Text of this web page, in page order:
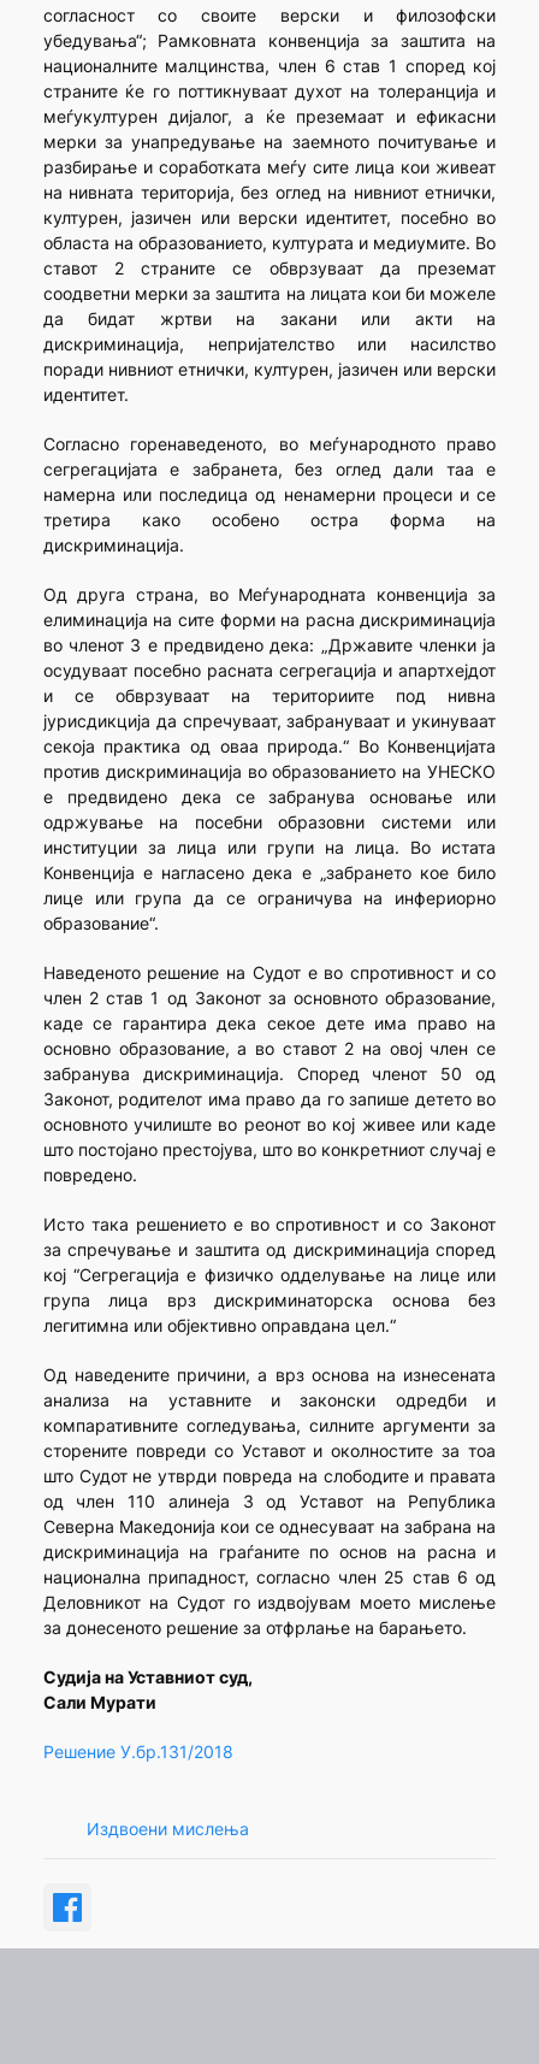
согласност со своите верски и филозофски
убедувања“; Рамковната конвенција за заштита на
националните малцинства, член 6 став 1 според кој
страните ќе го поттикнуваат духот на толеранција и
меѓукултурен дијалог, а ќе преземаат и ефикасни
мерки за унапредување на заемното почитување и
разбирање и соработката меѓу сите лица кои живеат
на нивната територија, без оглед на нивниот етнички,
културен, јазичен или верски идентитет, посебно во
областа на образованието, културата и медиумите. Во
ставот 2 страните се обврзуваат да преземат
соодветни мерки за заштита на лицата кои би можеле
да бидат жртви на закани или акти на
дискриминација, непријателство или насилство
поради нивниот етнички, културен, јазичен или верски
идентитет.
Согласно горенаведеното, во меѓународното право
сегрегацијата е забранета, без оглед дали таа е
намерна или последица од ненамерни процеси и се
третира како особено остра форма на
дискриминација.
Од друга страна, во Меѓународната конвенција за
елиминација на сите форми на расна дискриминација
во членот 3 е предвидено дека: „Државите членки ја
осудуваат посебно расната сегрегација и апартхејдот
и се обврзуваат на териториите под нивна
јурисдикција да спречуваат, забрануваат и укинуваат
секоја практика од оваа природа.“ Во Конвенцијата
против дискриминација во образованието на УНЕСКО
е предвидено дека се забранува основање или
одржување на посебни образовни системи или
институции за лица или групи на лица. Во истата
Конвенција е нагласено дека е „забрането кое било
лице или група да се ограничува на инфериорно
образование“.
Наведеното решение на Судот е во спротивност и со
член 2 став 1 од Законот за основното образование,
каде се гарантира дека секое дете има право на
основно образование, а во ставот 2 на овој член се
забранува дискриминација. Според членот 50 од
Законот, родителот има право да го запише детето во
основното училиште во реонот во кој живее или каде
што постојано престојува, што во конкретниот случај е
повредено.
Исто така решението е во спротивност и со Законот
за спречување и заштита од дискриминација според
кој “Сегрегација е физичко одделување на лице или
група лица врз дискриминаторска основа без
легитимна или објективно оправдана цел.“
Од наведените причини, а врз основа на изнесената
анализа на уставните и законски одредби и
компаративните согледувања, силните аргументи за
сторените повреди со Уставот и околностите за тоа
што Судот не утврди повреда на слободите и правата
од член 110 алинеја 3 од Уставот на Република
Северна Македонија кои се однесуваат на забрана на
дискриминација на граѓаните по основ на расна и
национална припадност, согласно член 25 став 6 од
Деловникот на Судот го издвојувам моето мислење
за донесеното решение за отфрлање на барањето.
Судија на Уставниот суд,
Сали Мурати
Решение У.бр.131/2018
Издвоени мислења